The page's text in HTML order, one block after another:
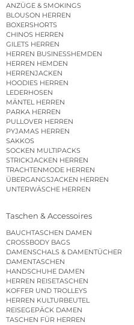
ANZÜGE & SMOKINGS
BLOUSON HERREN
BOXERSHORTS
CHINOS HERREN
GILETS HERREN
HERREN BUSINESSHEMDEN
HERREN HEMDEN
HERRENJACKEN
HOODIES HERREN
LEDERHOSEN
MÄNTEL HERREN
PARKA HERREN
PULLOVER HERREN
PYJAMAS HERREN
SAKKOS
SOCKEN MULTIPACKS
STRICKJACKEN HERREN
TRACHTENMODE HERREN
ÜBERGANGSJACKEN HERREN
UNTERWÄSCHE HERREN
Taschen & Accessoires
BAUCHTASCHEN DAMEN
CROSSBODY BAGS
DAMENSCHALS & DAMENTÜCHER
DAMENTASCHEN
HANDSCHUHE DAMEN
HERREN REISETASCHEN
KOFFER UND TROLLEYS
HERREN KULTURBEUTEL
REISEGEPÄCK DAMEN
TASCHEN FÜR HERREN